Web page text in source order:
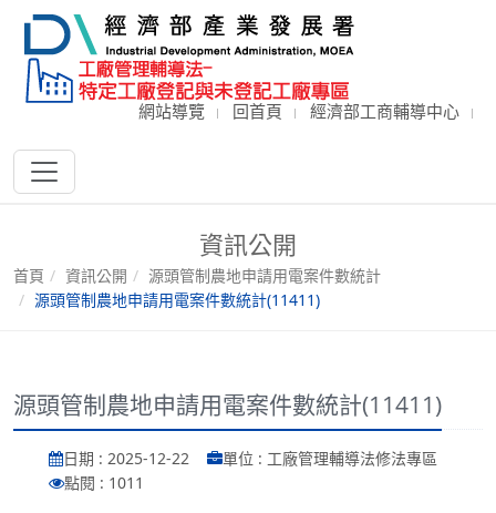
網站導覽 回首頁 經濟部工商輔導中心
資訊公開
首頁 資訊公開
源頭管制農地申請用電案件數統計
源頭管制農地申請用電案件數統計(11411)
源頭管制農地申請用電案件數統計(11411)
日期 : 2025-12-22
單位 : 工廠管理輔導法修法專區
點閱 : 1011